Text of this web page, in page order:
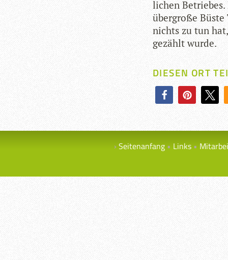
li­chen Betrie­bes.
über­große Büste
nichts zu tun
gezählt wurde.
DIESEN ORT
Seitenanfang Links